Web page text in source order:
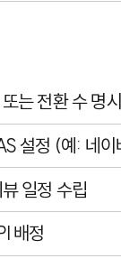
는 전환 수 명시
설정 (예: 네
일정 수립
배정